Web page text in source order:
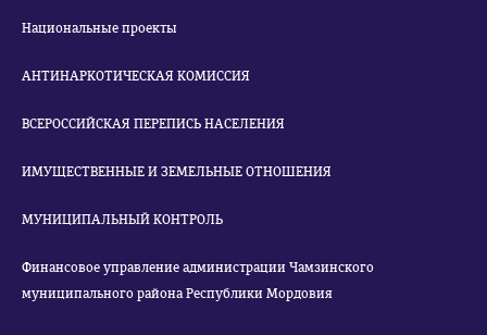
Национальные проекты
АНТИНАРКОТИЧЕСКАЯ КОМИССИЯ
ВСЕРОССИЙСКАЯ ПЕРЕПИСЬ НАСЕЛЕНИЯ
ИМУЩЕСТВЕННЫЕ И ЗЕМЕЛЬНЫЕ ОТНОШЕНИЯ
МУНИЦИПАЛЬНЫЙ КОНТРОЛЬ
Финансовое управление администрации Чамзинского
муниципального района Республики Мордовия